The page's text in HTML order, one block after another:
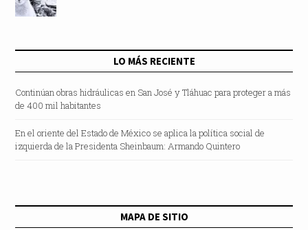
LO MÁS RECIENTE
Continúan obras hidráulicas en San José y Tláhuac para proteger a más
de 400 mil habitantes
En el oriente del Estado de México se aplica la política social de
izquierda de la Presidenta Sheinbaum: Armando Quintero
MAPA DE SITIO